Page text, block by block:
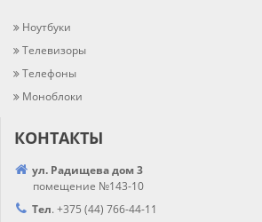
Ноутбуки
Телевизоры
Телефоны
Моноблоки
КОНТАКТЫ
ул. Радищева дом 3
помещение №143-10
Тел. +375 (44) 766-44-11